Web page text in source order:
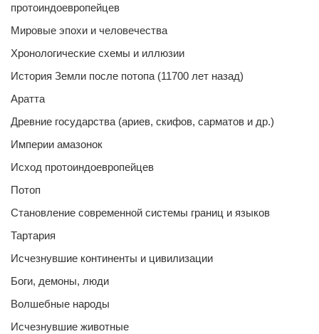
протоиндоевропейцев
Мировые эпохи и человечества
Хронологические схемы и иллюзии
История Земли после потопа (11700 лет назад)
Аратта
Древние государства (ариев, скифов, сарматов и др.)
Империи амазонок
Исход протоиндоевропейцев
Потоп
Становление современной системы границ и языков
Тартария
Исчезнувшие континенты и цивилизации
Боги, демоны, люди
Волшебные народы
Исчезнувшие животные